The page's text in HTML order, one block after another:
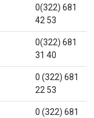
0(322) 681
42 53
0(322) 681
31 40
0 (322) 681
22 53
0 (322) 681